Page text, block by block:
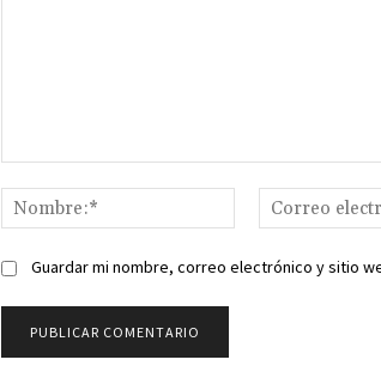
Nombre:*
Guardar mi nombre, correo electrónico y sitio